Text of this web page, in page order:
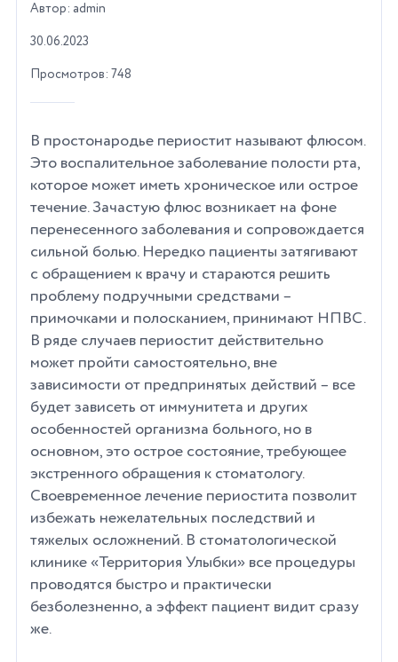
Автор: admin
30.06.2023
Просмотров: 748
В простонародье периостит называют флюсом.
Это воспалительное заболевание полости рта,
которое может иметь хроническое или острое
течение. Зачастую флюс возникает на фоне
перенесенного заболевания и сопровождается
сильной болью. Нередко пациенты затягивают
с обращением к врачу и стараются решить
проблему подручными средствами –
примочками и полосканием, принимают НПВС.
В ряде случаев периостит действительно
может пройти самостоятельно, вне
зависимости от предпринятых действий – все
будет зависеть от иммунитета и других
особенностей организма больного, но в
основном, это острое состояние, требующее
экстренного обращения к стоматологу.
Своевременное лечение периостита позволит
избежать нежелательных последствий и
тяжелых осложнений. В стоматологической
клинике «Территория Улыбки» все процедуры
проводятся быстро и практически
безболезненно, а эффект пациент видит сразу
же.